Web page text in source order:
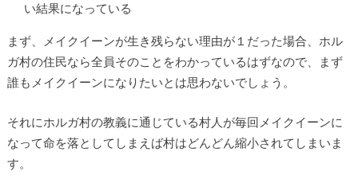
い結果になっている
まず、メイクイーンが生き残らない理由が１だった場合、ホル
ガ村の住民なら全員そのことをわかっているはずなので、まず
誰もメイクイーンになりたいとは思わないでしょう。
それにホルガ村の教義に通じている村人が毎回メイクイーンに
なって命を落としてしまえば村はどんどん縮小されてしまいま
す。